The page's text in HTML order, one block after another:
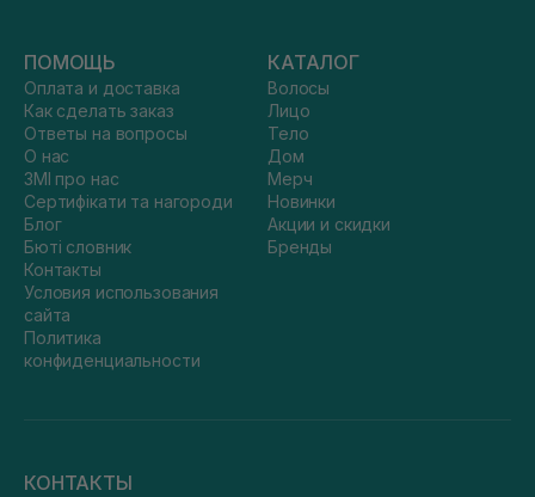
ПОМОЩЬ
Оплата и доставка
Как сделать заказ
Ответы на вопросы
О нас
ЗМІ про нас
Сертифікати та нагороди
Блог
Бюті словник
Контакты
Условия использования
сайта
Политика
конфиденциальности
КАТАЛОГ
Волосы
Лицо
Тело
Дом
Мерч
Новинки
Акции и скидки
Бренды
КОНТАКТЫ